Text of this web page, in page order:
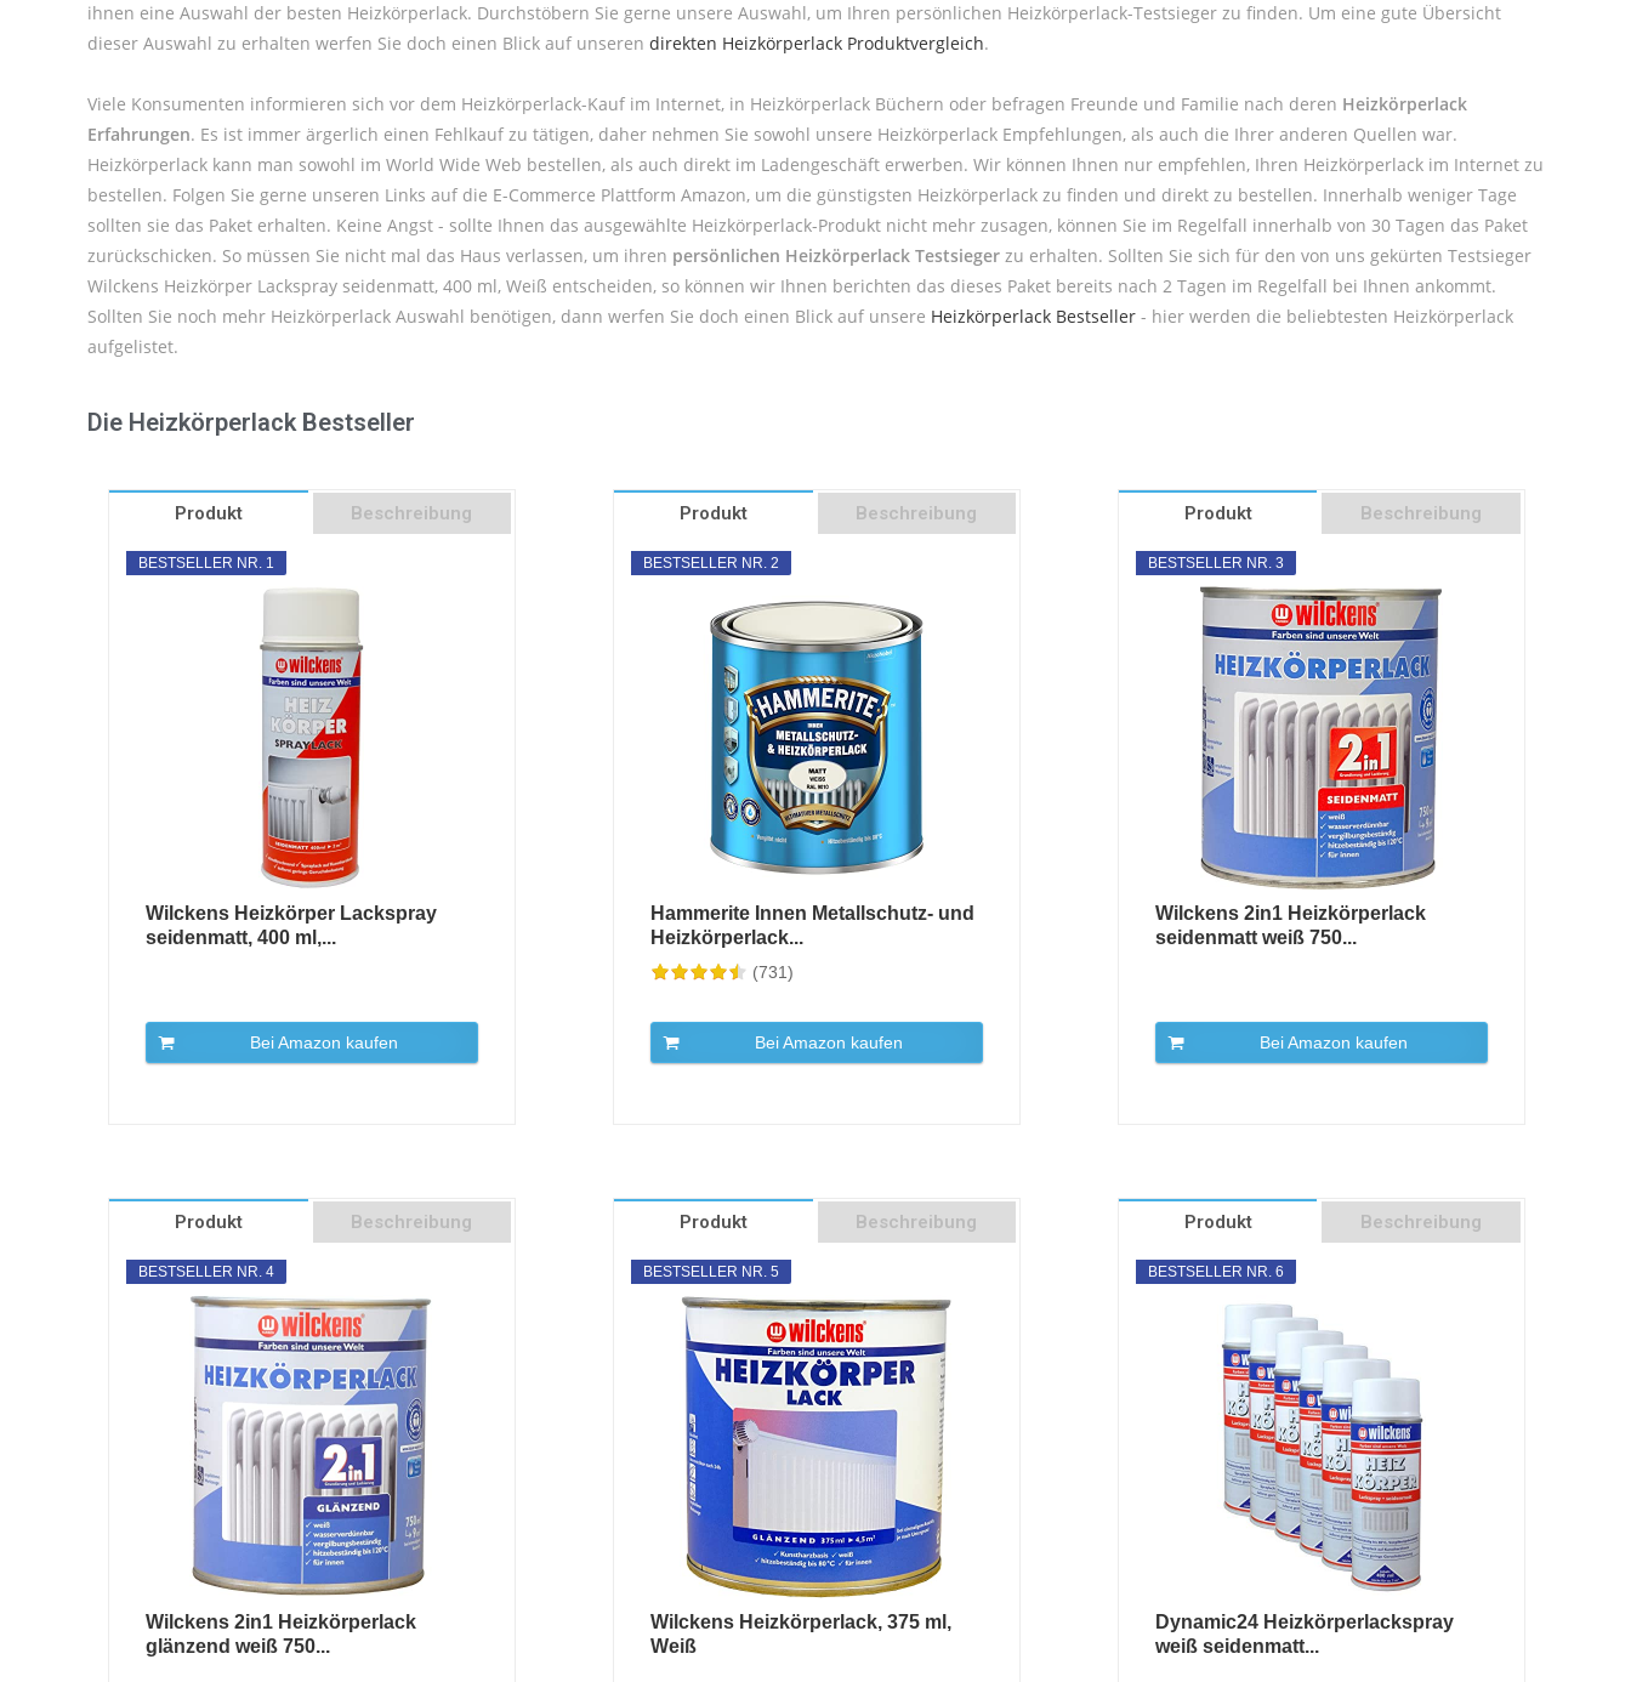
ihnen eine Auswahl der besten Heizkörperlack. Durchstöbern Sie gerne unsere Auswahl, um Ihren persönlichen Heizkörperlack-Testsieger zu finden. Um eine gute Übersicht
dieser Auswahl zu erhalten werfen Sie doch einen Blick auf unseren direkten Heizkörperlack Produktvergleich.
Viele Konsumenten informieren sich vor dem Heizkörperlack-Kauf im Internet, in Heizkörperlack Büchern oder befragen Freunde und Familie nach deren Heizkörperlack
Erfahrungen. Es ist immer ärgerlich einen Fehlkauf zu tätigen, daher nehmen Sie sowohl unsere Heizkörperlack Empfehlungen, als auch die Ihrer anderen Quellen war.
Heizkörperlack kann man sowohl im World Wide Web bestellen, als auch direkt im Ladengeschäft erwerben. Wir können Ihnen nur empfehlen, Ihren Heizkörperlack im Internet zu
bestellen. Folgen Sie gerne unseren Links auf die E-Commerce Plattform Amazon, um die günstigsten Heizkörperlack zu finden und direkt zu bestellen. Innerhalb weniger Tage
sollten sie das Paket erhalten. Keine Angst - sollte Ihnen das ausgewählte Heizkörperlack-Produkt nicht mehr zusagen, können Sie im Regelfall innerhalb von 30 Tagen das Paket
zurückschicken. So müssen Sie nicht mal das Haus verlassen, um ihren persönlichen Heizkörperlack Testsieger zu erhalten. Sollten Sie sich für den von uns gekürten Testsieger
Wilckens Heizkörper Lackspray seidenmatt, 400 ml, Weiß entscheiden, so können wir Ihnen berichten das dieses Paket bereits nach 2 Tagen im Regelfall bei Ihnen ankommt.
Sollten Sie noch mehr Heizkörperlack Auswahl benötigen, dann werfen Sie doch einen Blick auf unsere Heizkörperlack Bestseller - hier werden die beliebtesten Heizkörperlack
aufgelistet.
Die Heizkörperlack Bestseller
Produkt Beschreibung
BESTSELLER NR. 1
Wilckens Heizkörper Lackspray
seidenmatt, 400 ml,...
Bei Amazon kaufen
Produkt Beschreibung
BESTSELLER NR. 2
Hammerite Innen Metallschutz- und
Heizkörperlack...
(731)
Bei Amazon kaufen
Produkt Beschreibung
BESTSELLER NR. 3
Wilckens 2in1 Heizkörperlack
seidenmatt weiß 750...
Bei Amazon kaufen
Produkt Beschreibung
BESTSELLER NR. 4
Wilckens 2in1 Heizkörperlack
glänzend weiß 750...
Produkt Beschreibung
BESTSELLER NR. 5
Wilckens Heizkörperlack, 375 ml,
Weiß
Produkt Beschreibung
BESTSELLER NR. 6
Dynamic24 Heizkörperlackspray
weiß seidenmatt...